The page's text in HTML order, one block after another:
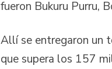
fueron Bukuru Purru,
Allí se entregaron un
que supera los 157